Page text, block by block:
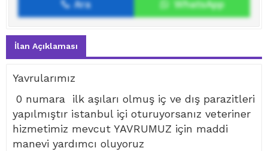
İlan sahibine mesaj gönder
Ara WhatsApp
İlan Açıklaması
Yavrularımız
0 numara ilk aşıları olmuş iç ve dış parazitleri
yapılmıştır istanbul içi oturuyorsanız veteriner
hizmetimiz mevcut YAVRUMUZ için maddi
manevi yardımcı oluyoruz